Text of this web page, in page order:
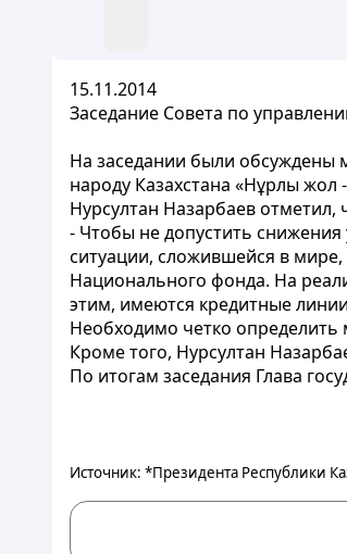
15.11.2014
Заседание Совета по
На заседании были обсуждены
народу Казахстана «Нұрлы жол
Нурсултан Назарбаев
- Чтобы не допустить
ситуации, сложившейся в
Национального фонда. На
этим, имеются кредитные
Необходимо четко определить
Кроме того, Нурсултан
По итогам заседания Глава
Источник: *Президента Республики